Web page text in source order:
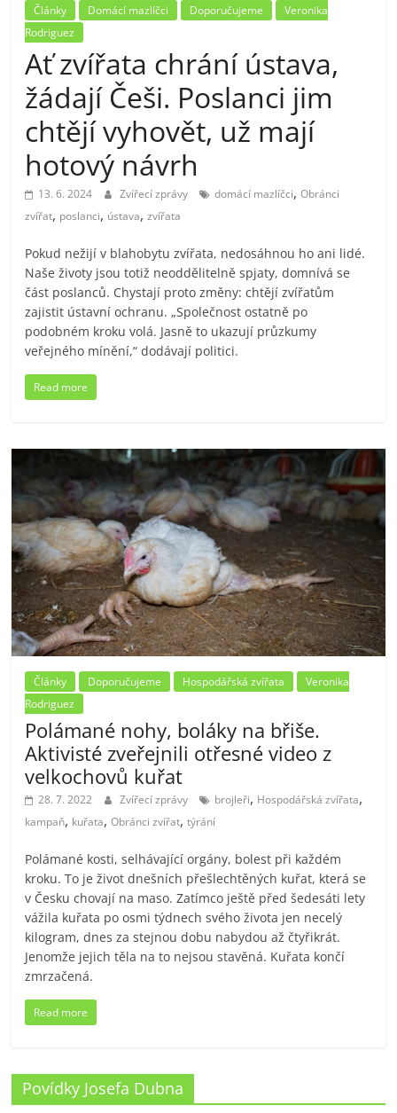
Články Domácí mazlíčci Doporučujeme
Veronika
Rodriguez
Ať zvířata chrání ústava,
žádají Češi. Poslanci jim
chtějí vyhovět, už mají
hotový návrh
13. 6. 2024 Zvířecí zprávy domácí mazlíčci,Obránci
zvířat, poslanci, ústava,zvířata
Pokud nežijí v blahobytu zvířata, nedosáhnou ho ani lidé.
Naše životy jsou totiž neoddělitelně spjaty, domnívá se
část poslanců. Chystají proto změny: chtějí zvířatům
zajistit ústavní ochranu. „Společnost ostatně po
podobném kroku volá. Jasně to ukazují průzkumy
veřejného mínění,“ dodávají politici.
Read more
Články Doporučujeme Hospodářská zvířata
Veronika
Rodriguez
Polámané nohy, boláky na břiše.
Aktivisté zveřejnili otřesné video z
velkochovů kuřat
28. 7. 2022 Zvířecí zprávy brojleři, Hospodářská zvířata,
kampaň, kuřata,Obránci zvířat,týrání
Polámané kosti, selhávající orgány, bolest při každém
kroku. To je život dnešních přešlechtěných kuřat, která se
v Česku chovají na maso. Zatímco ještě před šedesáti lety
vážila kuřata po osmi týdnech svého života jen necelý
kilogram, dnes za stejnou dobu nabydou až čtyřikrát.
Jenomže jejich těla na to nejsou stavěná. Kuřata končí
zmrzačená.
Read more
Povídky Josefa Dubna